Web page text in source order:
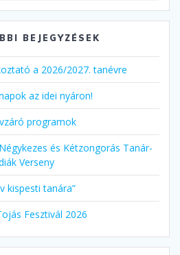
BEJEGYZÉSEK
a 2026/2027. tanévre
az idei nyáron!
programok
és Kétzongorás Tanár-
Verseny
kispesti tanára”
Fesztivál 2026